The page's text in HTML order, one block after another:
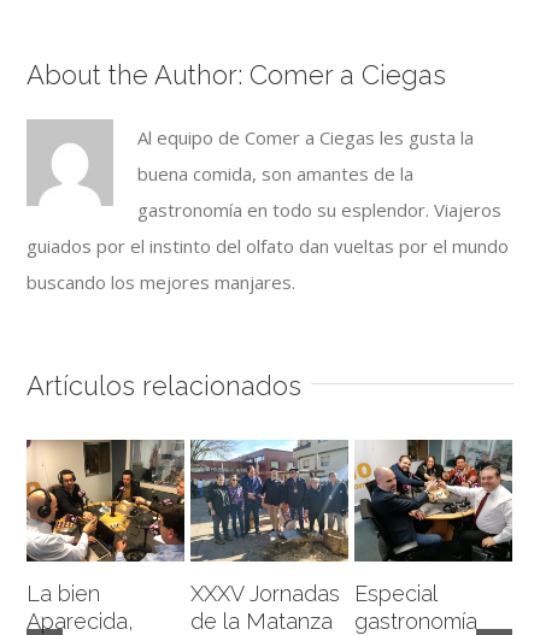
About the Author: Comer a Ciegas
Al equipo de Comer a Ciegas les gusta la
buena comida, son amantes de la
gastronomía en todo su esplendor. Viajeros
guiados por el instinto del olfato dan vueltas por el mundo
buscando los mejores manjares.
Artículos relacionados
La bien
Aparecida,
XXXV Jornadas
de la Matanza
Especial
gastronomía